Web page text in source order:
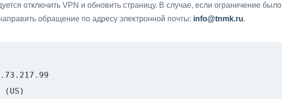
отключить VPN и обновить страницу. В случае, если ограничение было
обращение по адресу электронной почты: info@tnmk.ru.
(US)